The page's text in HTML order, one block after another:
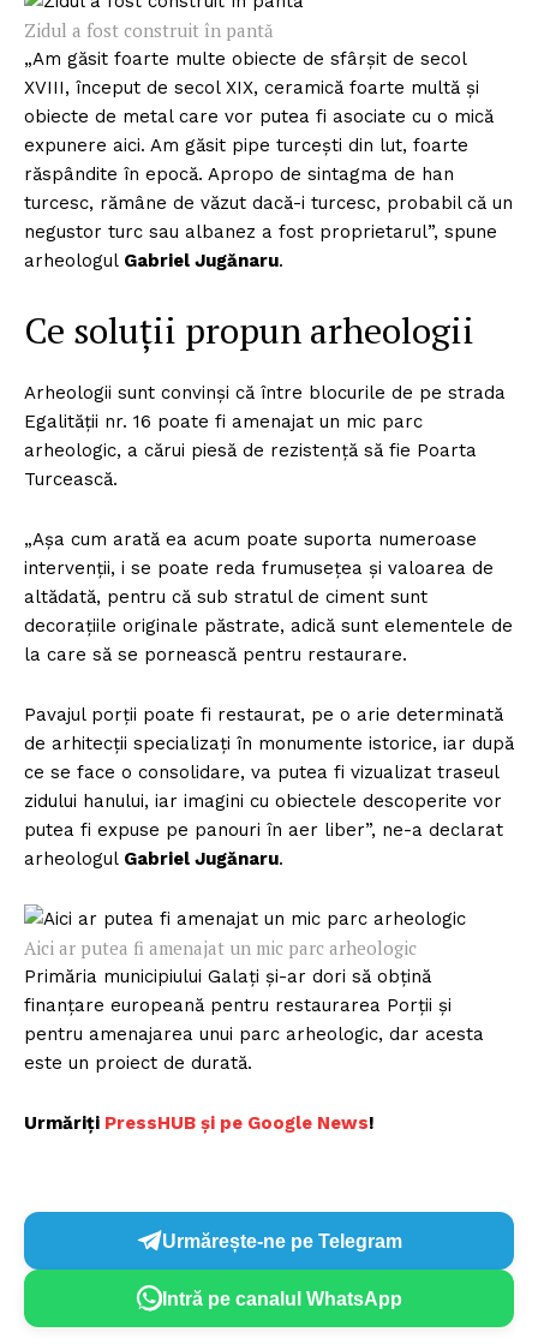
Zidul a fost construit în pantă
„Am găsit foarte multe obiecte de sfârşit de secol
XVIII, început de secol XIX, ceramică foarte multă şi
obiecte de metal care vor putea fi asociate cu o mică
expunere aici. Am găsit pipe turceşti din lut, foarte
răspândite în epocă. Apropo de sintagma de han
turcesc, rămâne de văzut dacă-i turcesc, probabil că un
negustor turc sau albanez a fost proprietarul”, spune
arheologul Gabriel Jugănaru.
Ce soluţii propun arheologii
Arheologii sunt convinşi că între blocurile de pe strada
Egalităţii nr. 16 poate fi amenajat un mic parc
arheologic, a cărui piesă de rezistenţă să fie Poarta
Turcească.
„Aşa cum arată ea acum poate suporta numeroase
intervenţii, i se poate reda frumuseţea şi valoarea de
altădată, pentru că sub stratul de ciment sunt
decoraţiile originale păstrate, adică sunt elementele de
la care să se pornească pentru restaurare.
Pavajul porţii poate fi restaurat, pe o arie determinată
de arhitecţii specializaţi în monumente istorice, iar după
ce se face o consolidare, va putea fi vizualizat traseul
zidului hanului, iar imagini cu obiectele descoperite vor
putea fi expuse pe panouri în aer liber”, ne-a declarat
arheologul Gabriel Jugănaru.
Aici ar putea fi amenajat un mic parc arheologic
Primăria municipiului Galaţi şi-ar dori să obţină
finanţare europeană pentru restaurarea Porţii şi
pentru amenajarea unui parc arheologic, dar acesta
este un proiect de durată.
Urmăriți PressHUB și pe Google News!
Urmărește-ne pe Telegram
Intră pe canalul WhatsApp